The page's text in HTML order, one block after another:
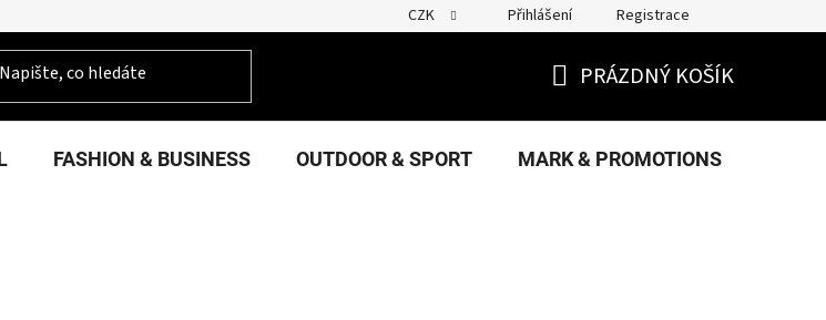
CZK Přihlášení Registrace
KOŠÍK
PRÁZDNÝ KOŠÍK
FASHION & BUSINESS OUTDOOR & SPORT MARK & PROMOTIONS